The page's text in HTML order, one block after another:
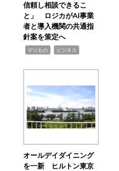
信頼し相談できるこ
と」 ロジカがAI事業
者と導入機関の共通指
針案を策定へ
デジもの ビジネス
オールデイダイニング
を一新 ヒルトン東京